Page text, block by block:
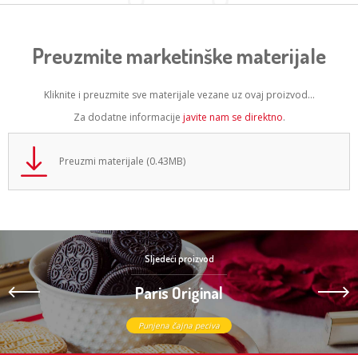
Preuzmite marketinške materijale
Kliknite i preuzmite sve materijale vezane uz ovaj proizvod...
Za dodatne informacije javite nam se direktno.
Preuzmi materijale (0.43MB)
Sljedeći proizvod
Paris Original
Punjena čajna peciva